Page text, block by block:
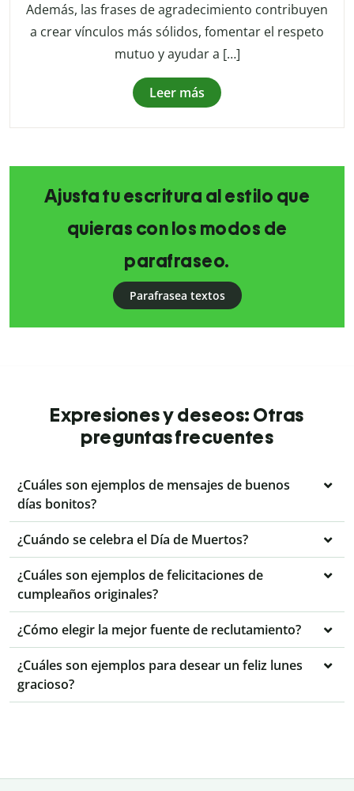
Además, las frases de agradecimiento contribuyen
a crear vínculos más sólidos, fomentar el respeto
mutuo y ayudar a […]
Leer más
Ajusta tu escritura al estilo que
quieras con los modos de
parafraseo.
Parafrasea textos
Expresiones y deseos: Otras
preguntas frecuentes
¿Cuáles son ejemplos de mensajes de buenos
días bonitos?
¿Cuándo se celebra el Día de Muertos?
¿Cuáles son ejemplos de felicitaciones de
cumpleaños originales?
¿Cómo elegir la mejor fuente de reclutamiento?
¿Cuáles son ejemplos para desear un feliz lunes
gracioso?